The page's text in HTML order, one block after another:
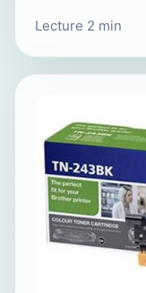
Lecture 2 min